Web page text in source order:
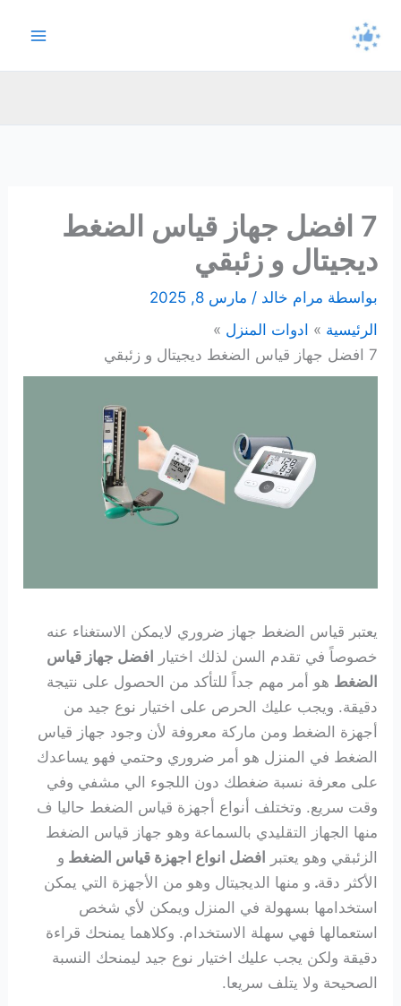
7 افضل جهاز قياس الضغط
ديجيتال و زئبقي
بواسطة مرام خالد/ مارس 8, 2025
الرئيسية
ادوات المنزل
7 افضل جهاز قياس الضغط ديجيتال و زئبقي
يعتبر قياس الضغط جهاز ضروري لايمكن الاستغناء عنه
خصوصاً في تقدم السن لذلك اختيار افضل جهاز قياس
الضغط هو أمر مهم جداً للتأكد من الحصول على نتيجة
دقيقة. ويجب عليك الحرص على اختيار نوع جيد من
أجهزة الضغط ومن ماركة معروفة لأن وجود جهاز قياس
الضغط في المنزل هو أمر ضروري وحتمي فهو يساعدك
على معرفة نسبة ضغطك دون اللجوء الي مشفي وفي
وقت سريع. وتختلف أنواع أجهزة قياس الضغط حاليا ف
منها الجهاز التقليدي بالسماعة وهو جهاز قياس الضغط
الزئبقي وهو يعتبر افضل انواع اجهزة قياس الضغط و
الأكثر دقة. و منها الديجيتال وهو من الأجهزة التي يمكن
استخدامها بسهولة في المنزل ويمكن لأي شخص
استعمالها فهي سهلة الاستخدام. وكلاهما يمنحك قراءة
دقيقة ولكن يجب عليك اختيار نوع جيد ليمنحك النسبة
الصحيحة ولا يتلف سريعا.